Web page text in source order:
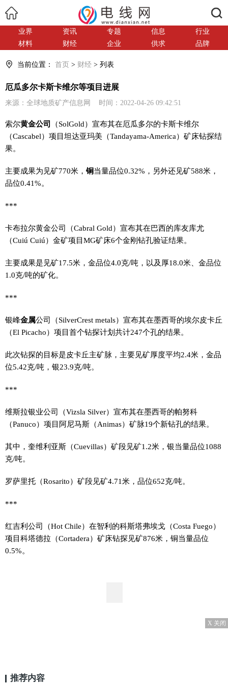
业界 资讯 专题 信息
行业
材料
财经 企业 供求 品牌
当前位置： 首页 > 财经 > 列表
厄瓜多尔卡斯卡维尔等项目进展
来源：全球地质矿产信息网 时间：2022-04-26 09:42:51
索尔黄金公司
（SolGold）宣布其在厄瓜多尔的卡斯卡维尔
（Cascabel）项目坦达亚玛美（Tandayama-America）矿床钻探结
果。
主要成果为见矿770米， 铜当量品位0.32%，另外还见矿588米，
品位0.41%。
***
卡布拉尔黄金公司（Cabral Gold）宣布其在巴西的库友库尤
（Cuiú Cuiú）金矿项目MG矿床6个金刚钻孔验证结果。
主要成果是见矿17.5米，金品位4.0克/吨，以及厚18.0米、金品位
1.0克/吨的矿化。
***
银峰金属公司（SilverCrest metals）宣布其在墨西哥的埃尔皮卡丘
（El Picacho）项目首个钻探计划共计247个孔的结果。
此次钻探的目标是皮卡丘主矿脉，主要见矿厚度平均2.4米，金品
位5.42克/吨，银23.9克/吨。
***
维斯拉银业公司（Vizsla Silver）宣布其在墨西哥的帕努科
（Panuco）项目阿尼马斯（Animas）矿脉19个新钻孔的结果。
其中，奎维利亚斯（Cuevillas）矿段见矿1.2米，银当量品位1088
克/吨。
罗萨里托（Rosarito）矿段见矿4.71米，品位652克/吨。
***
红吉利公司（Hot Chile）在智利的科斯塔弗埃戈（Costa Fuego）
项目科塔德拉（Cortadera）矿床钻探见矿876米，铜当量品位
0.5%。
X 关闭
推荐内容